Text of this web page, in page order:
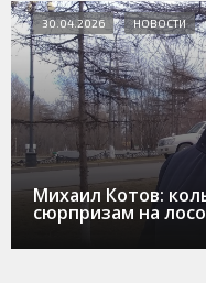
Михаил Котов:
сюрпризам на
30.04.2026 НОВОСТИ